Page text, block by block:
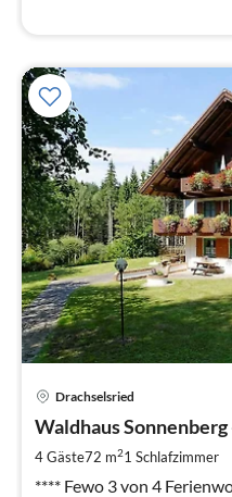
Drachselsried
Waldhaus Sonnenberg
4 Gäste72 m21 Schlafzimmer
**** Fewo 3 von 4